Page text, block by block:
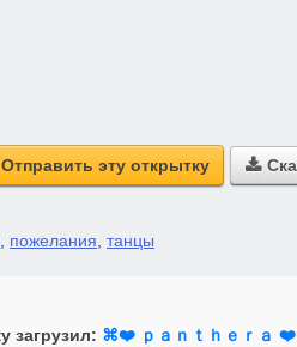
Отправить эту открытку 
пожелания танцы
загрузил: ⌘❤️ ｐａｎｔｈｅｒａ ❤️⌘